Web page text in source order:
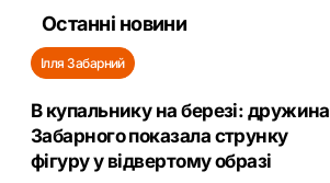
Останні новини
Ілля Забарний
В купальнику на березі: дружина
Забарного показала струнку
фігуру у відвертому образі